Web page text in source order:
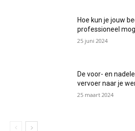
Hoe kun je jouw
professioneel
25 juni 2024
De voor- en
vervoer naar je
25 maart 2024